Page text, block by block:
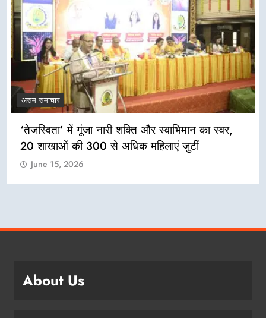
असम समाचार
‘तेजस्विता’ में गूंजा नारी शक्ति और स्वाभिमान का स्वर,
20 शाखाओं की 300 से अधिक महिलाएं जुटीं
June 15, 2026
About Us